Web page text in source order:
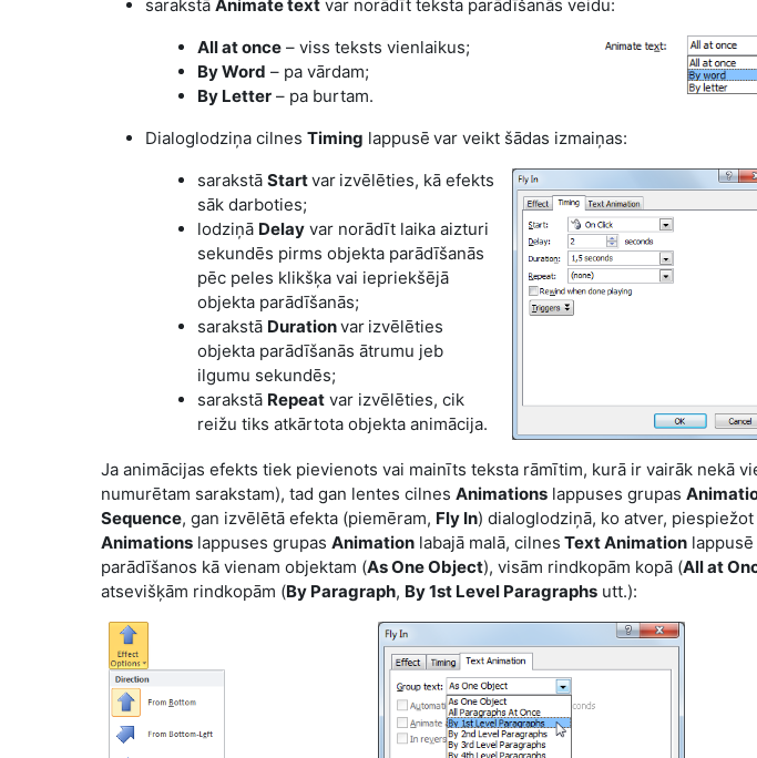
sarakstā Animate text var norādīt teksta parādīšanās veidu:
All at once – viss teksts vienlaikus;
By Word – pa vārdam;
By Letter – pa burtam.
Dialoglodziņa cilnes Timing lappusē var veikt šādas izmaiņas:
sarakstāStartvar izvēlēties, kā efekts
sāk darboties;
lodziņā Delay var norādīt laika aizturi
sekundēs pirms objekta parādīšanās
pēc peles klikšķa vai iepriekšējā
objekta parādīšanās;
sarakstā Durationvar izvēlēties
objekta parādīšanās ātrumu jeb
ilgumu sekundēs;
sarakstā Repeat var izvēlēties, cik
reižu tiks atkārtota objekta animācija.
Ja animācijas efekts tiek pievienots vai mainīts teksta rāmītim, kurā ir vairāk nekā
numurētam sarakstam), tad gan lentes cilnes Animations lappuses grupas
Sequence, gan izvēlētā efekta (piemēram, Fly In) dialoglodziņā, ko atver,
Animations lappuses grupas Animation labajā malā, cilnes Text Animation lappusē
parādīšanos kā vienam objektam (As One Object), visām rindkopām kopā (All at
atsevišķām rindkopām (By Paragraph, By 1st Level Paragraphs utt.):